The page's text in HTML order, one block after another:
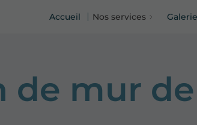
Accueil Nos services
de mur